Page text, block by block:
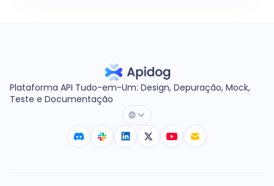
Plataforma API Tudo-em-Um: Design, Depuração, Mock,
Teste e Documentação